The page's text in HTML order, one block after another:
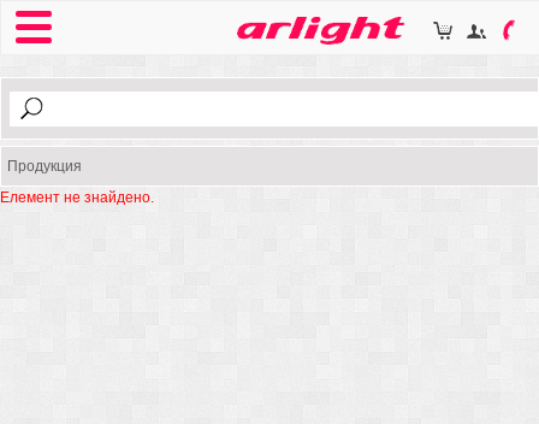
Продукция
Елемент не знайдено.